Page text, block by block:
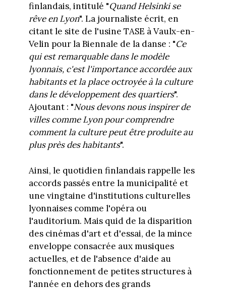
finlandais, intitulé "Quand Helsinki se
rêve en Lyon". La journaliste écrit, en
citant le site de l'usine TASE à Vaulx-en-
Velin pour la Biennale de la danse : "Ce
qui est remarquable dans le modèle
lyonnais, c'est l'importance accordée aux
habitants et la place octroyée à la culture
dans le développement des quartiers".
Ajoutant : "Nous devons nous inspirer de
villes comme Lyon pour comprendre
comment la culture peut être produite au
plus près des habitants".
Ainsi, le quotidien finlandais rappelle les
accords passés entre la municipalité et
une vingtaine d'institutions culturelles
lyonnaises comme l'opéra ou
l'auditorium. Mais quid de la disparition
des cinémas d'art et d'essai, de la mince
enveloppe consacrée aux musiques
actuelles, et de l'absence d'aide au
fonctionnement de petites structures à
l'année en dehors des grands